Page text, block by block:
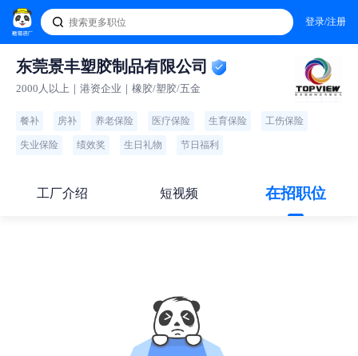
登录/注册
东莞景丰塑胶制品有限公司
2000人以上｜港资企业｜橡胶/塑胶/五金
餐补 房补 养老保险 医疗保险 生育保险 工伤保险
失业保险 绩效奖 生日礼物 节日福利
工厂介绍 短视频 在招职位